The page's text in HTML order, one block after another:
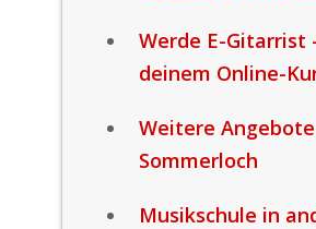
Werde E-Gitarrist
deinem Online-
Weitere
Sommerloch
Musikschule in